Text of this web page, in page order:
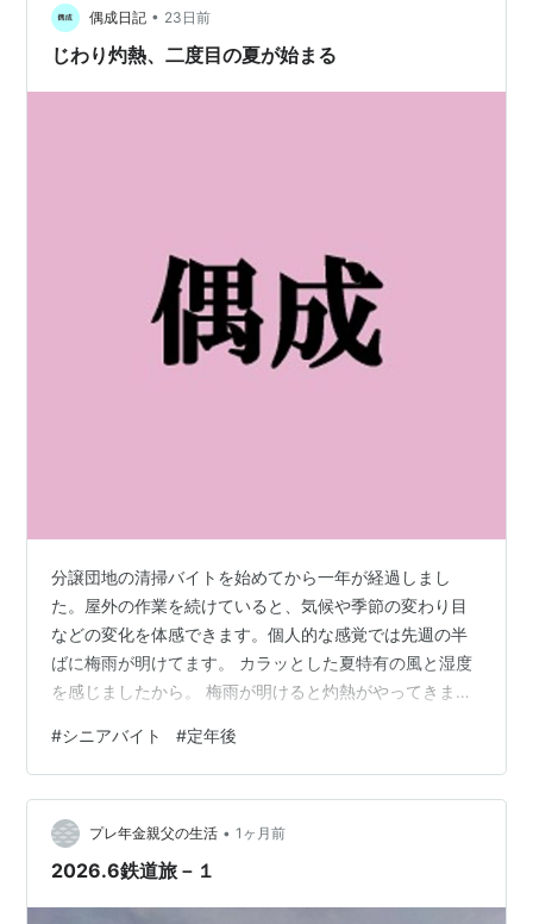
偶成日記 • 23日前
じわり灼熱、二度目の夏が始まる
分譲団地の清掃バイトを始めてから一年が経過しまし
た。屋外の作業を続けていると、気候や季節の変わり目
などの変化を体感できます。個人的な感覚では先週の半
ばに梅雨が明けてます。 カラッとした夏特有の風と湿度
を感じましたから。 梅雨が明けると灼熱がやってきま
免疫はありそうです。 適切な水分補給の工夫や、体調の
悪化を回避する方法と実践を昨年の夏に学んだので今夏
は何とかなるのではないかと。 昨年の日記を読み返して
みると、きつい、疲れる、仕事選びに失敗した、もう無
理、やめたい、など弱気な事ばかり書き綴ってました。
#シニアバイト #定年後
プレ年金親父の生活 • 1ヶ月前
2026.6鉄道旅－１